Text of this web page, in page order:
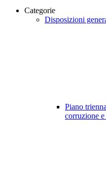
Categorie
Disposizioni
Piano
corruzione e